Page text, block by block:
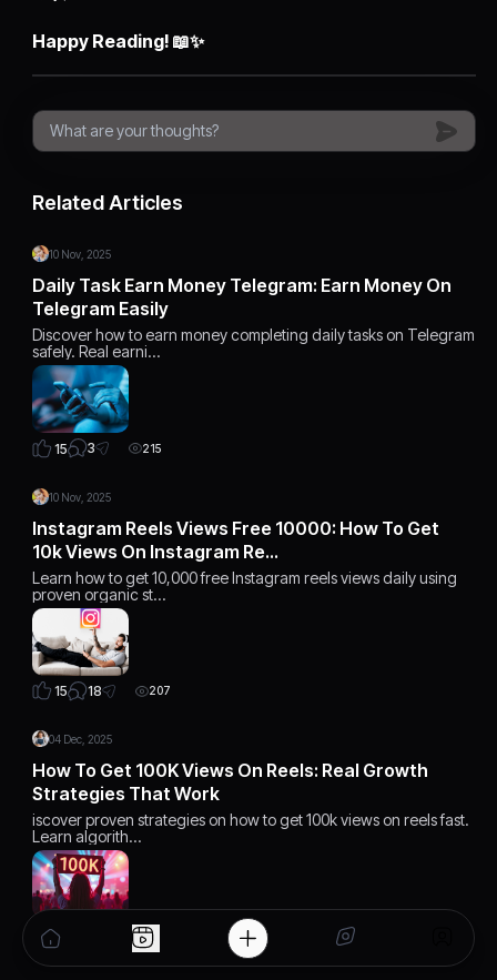
Happy Reading! 📖✨
Related Articles
10 Nov, 2025
Daily Task Earn Money Telegram: Earn Money On
Telegram Easily
Discover how to earn money completing daily tasks on Telegram
safely. Real earni…
15 3 215
10 Nov, 2025
Instagram Reels Views Free 10000: How To Get
10k Views On Instagram Re…
Learn how to get 10,000 free Instagram reels views daily using
proven organic st…
15 18 207
04 Dec, 2025
How To Get 100K Views On Reels: Real Growth
Strategies That Work
iscover proven strategies on how to get 100k views on reels fast.
Learn algorith…
15 168